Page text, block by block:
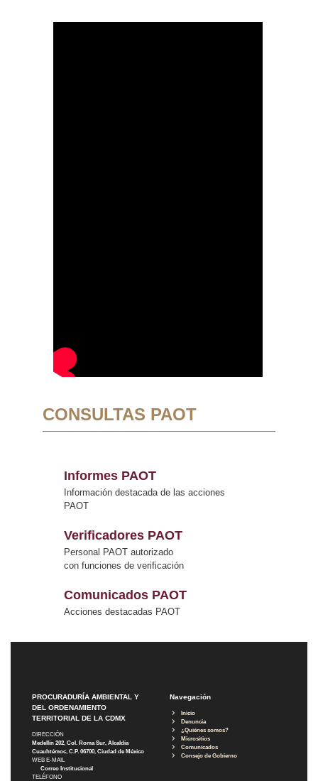
CONSULTAS PAOT
Informes PAOT
Información destacada de las acciones
PAOT
Verificadores PAOT
Personal PAOT autorizado
con funciones de verificación
Comunicados PAOT
Acciones destacadas PAOT
PROCURADURÍA AMBIENTAL Y
DEL ORDENAMIENTO
TERRITORIAL DE LA CDMX
DIRECCIÓN
Medellín 202, Col. Roma Sur, Alcaldía
Cuauhtémoc, C.P. 06700, Ciudad de México
WEB E-MAIL
Correo Institucional
TELÉFONO
Navegación
Inicio
Denuncia
¿Quiénes somos?
Micrositios
Comunicados
Consejo de Gobierno